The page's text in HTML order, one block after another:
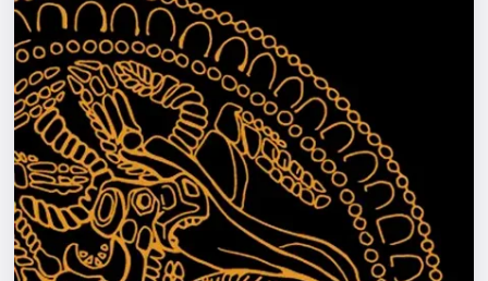
Квесты
Экскурсии
Спорт
События
Города